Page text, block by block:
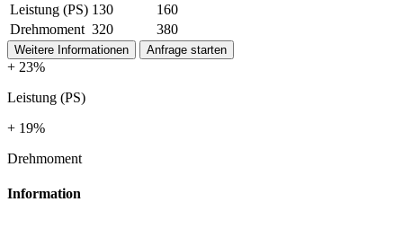
Leistung (PS) 130
160
Drehmoment 320 380
Weitere Informationen Anfrage starten
+ 23%
Leistung (PS)
+ 19%
Drehmoment
Information